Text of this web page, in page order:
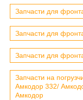
Запчасти для
Запчасти для
Запчасти для
Запчасти на
Амкодор 332/
Амкодор